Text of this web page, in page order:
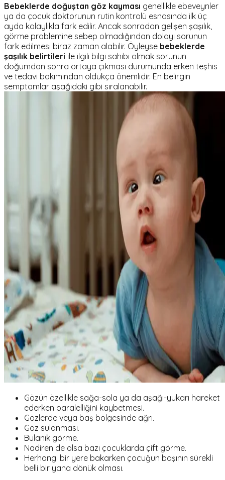
Bebeklerde doğuştan göz kayması genellikle ebeveynler
ya da çocuk doktorunun rutin kontrolü esnasında ilk üç
ayda kolaylıkla fark edilir. Ancak sonradan gelişen şaşılık,
görme problemine sebep olmadığından dolayı sorunun
fark edilmesi biraz zaman alabilir. Öyleyse bebeklerde
şaşılık belirtileri ile ilgili bilgi sahibi olmak sorunun
doğumdan sonra ortaya çıkması durumunda erken teşhis
ve tedavi bakımından oldukça önemlidir. En belirgin
semptomlar aşağıdaki gibi sıralanabilir.
Gözün özellikle sağa-sola ya da aşağı-yukarı hareket
ederken paralelliğini kaybetmesi.
Gözlerde veya baş bölgesinde ağrı.
Göz sulanması.
Bulanık görme.
Nadiren de olsa bazı çocuklarda çift görme.
Herhangi bir yere bakarken çocuğun başının sürekli
belli bir yana dönük olması.